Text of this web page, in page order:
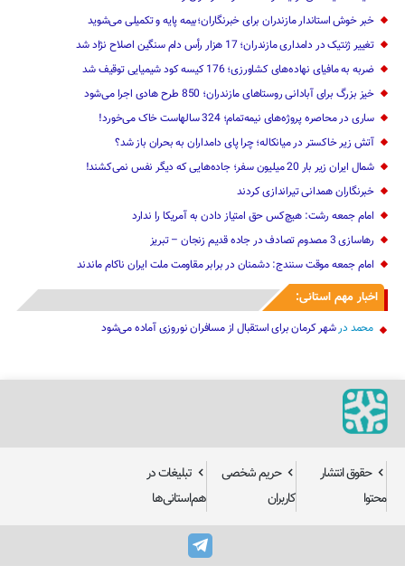
تغییر ژنتیک‌ در دامداری مازندران؛ 17 هزار رأس دام سنگین ‌اصلاح نژاد شد
ضربه ‌به مافیای نهاده‌های کشاورزی؛ 176 کیسه کود شیمیایی توقیف شد
خیز بزرگ برای آبادانی روستاهای مازندران؛ 850 طرح هادی ‌اجرا می‌شود
ساری در محاصره پروژه‌های نیمه‌تمام؛ 324 سالهاست خاک می‌خورد!
آتش زیر خاکستر در میانکاله؛ چرا پای دامداران به بحران باز شد؟
شمال ایران زیر بار 20 میلیون سفر؛ جاده‌هایی که دیگر نفس نمی‌کشند!
خبرنگاران همدانی تیراندازی کردند
امام جمعه رشت: هیچ‌کس حق امتیاز دادن به آمریکا را ندارد
رهاسازی 3 مصدوم تصادف در جاده قدیم زنجان – تبریز
امام جمعه موقت سنندج: دشمنان در برابر مقاومت ملت ایران ناکام ماندند
اخبار مهم استانی:
محمددرشهر کرمان برای استقبال از مسافران نوروزی آماده می‌شود
محتوا
کاربران
هم‌استانی‌ها
هم‌استانی‌ها از سال ۱۳۹۳ تازه‌ترین اخبار و گزارش‌های استان‌های ایران را در حوزه‌های